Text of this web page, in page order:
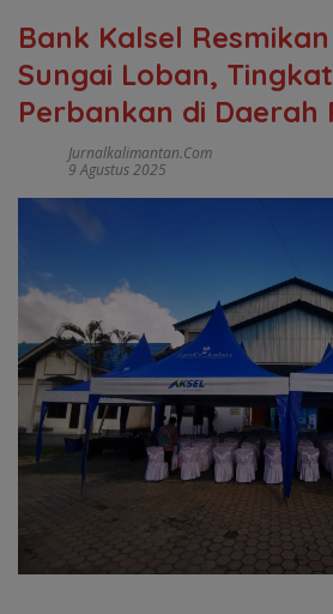
Bank Kalsel
Sungai Loban,
Perbankan di Daerah
Jurnalkalimantan.com
9 Agustus 2025